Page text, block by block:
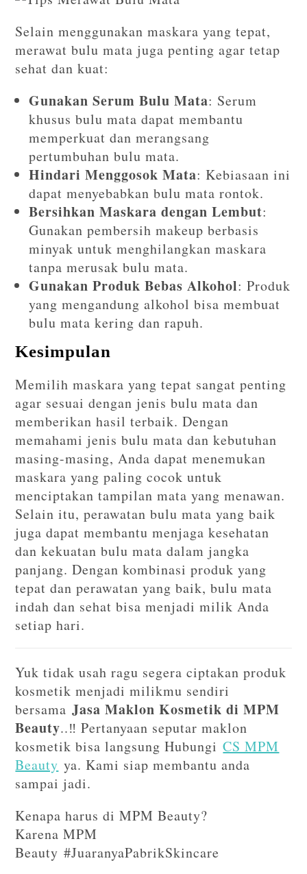
Selain menggunakan maskara yang tepat,
merawat bulu mata juga penting agar tetap
sehat dan kuat:
Gunakan Serum Bulu Mata: Serum
khusus bulu mata dapat membantu
memperkuat dan merangsang
pertumbuhan bulu mata.
Hindari Menggosok Mata: Kebiasaan ini
dapat menyebabkan bulu mata rontok.
Bersihkan Maskara dengan Lembut:
Gunakan pembersih makeup berbasis
minyak untuk menghilangkan maskara
tanpa merusak bulu mata.
Gunakan Produk Bebas Alkohol: Produk
yang mengandung alkohol bisa membuat
bulu mata kering dan rapuh.
Kesimpulan
Memilih maskara yang tepat sangat penting
agar sesuai dengan jenis bulu mata dan
memberikan hasil terbaik. Dengan
memahami jenis bulu mata dan kebutuhan
masing-masing, Anda dapat menemukan
maskara yang paling cocok untuk
menciptakan tampilan mata yang menawan.
Selain itu, perawatan bulu mata yang baik
juga dapat membantu menjaga kesehatan
dan kekuatan bulu mata dalam jangka
panjang. Dengan kombinasi produk yang
tepat dan perawatan yang baik, bulu mata
indah dan sehat bisa menjadi milik Anda
setiap hari.
Yuk tidak usah ragu segera ciptakan produk
kosmetik menjadi milikmu sendiri
bersamaJasa Maklon Kosmetik di MPM
Beauty..‼️ Pertanyaan seputar maklon
kosmetik bisa langsung HubungiCS MPM
Beauty ya. Kami siap membantu anda
sampai jadi.
Kenapa harus di MPM Beauty?
Karena MPM
Beauty #JuaranyaPabrikSkincare